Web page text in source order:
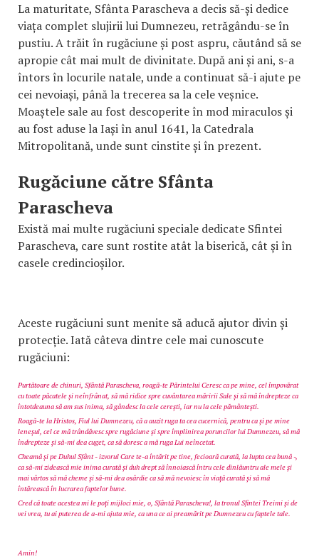
La maturitate, Sfânta Parascheva a decis să-și dedice
viața complet slujirii lui Dumnezeu, retrăgându-se în
pustiu. A trăit în rugăciune și post aspru, căutând să se
apropie cât mai mult de divinitate. După ani și ani, s-a
întors în locurile natale, unde a continuat să-i ajute pe
cei nevoiași, până la trecerea sa la cele veșnice.
Moaștele sale au fost descoperite în mod miraculos și
au fost aduse la Iași în anul 1641, la Catedrala
Mitropolitană, unde sunt cinstite și în prezent.
Rugăciune către Sfânta
Parascheva
Există mai multe rugăciuni speciale dedicate Sfintei
Parascheva, care sunt rostite atât la biserică, cât și în
casele credincioșilor.
Aceste rugăciuni sunt menite să aducă ajutor divin și
protecție. Iată câteva dintre cele mai cunoscute
rugăciuni:
Purtătoare de chinuri, Sfântă Parascheva, roagă-te Părintelui Ceresc ca pe mine, cel împovărat
cu toate păcatele și neînfrânat, să mă ridice spre cuvântarea măririi Sale și să mă îndrepteze ca
întotdeauna să am sus inima, să gândesc la cele cerești, iar nu la cele pământești.
Roagă-te la Hristos, Fiul lui Dumnezeu, că a auzit ruga ta cea cucernică, pentru ca și pe mine
leneșul, cel ce mă trândăvesc spre rugăciune și spre împlinirea poruncilor lui Dumnezeu, să mă
îndrepteze și să-mi dea cuget, ca să doresc a mă ruga Lui neîncetat.
Cheamă și pe Duhul Sfânt - izvorul Care te-a întărit pe tine, fecioară curată, la lupta cea bună -,
ca să-mi zidească mie inima curată și duh drept să înnoiască întru cele dinlăuntru ale mele și
mai vârtos să mă cheme și să-mi dea osârdie ca să mă nevoiesc în viață curată și să mă
întărească în lucrarea faptelor bune.
Cred că toate acestea mi le poți mijloci mie, o, Sfântă Parascheva!, la tronul Sfintei Treimi și de
vei vrea, tu ai puterea de a-mi ajuta mie, ca una ce ai preamărit pe Dumnezeu cu faptele tale.
Amin!